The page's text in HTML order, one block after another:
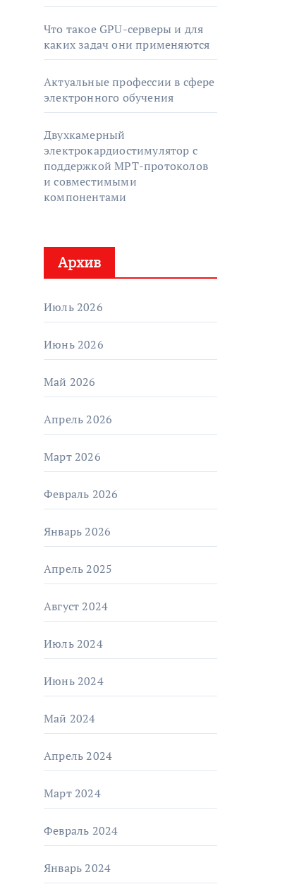
Что такое GPU-серверы и для
каких задач они применяются
Актуальные профессии в сфере
электронного обучения
Двухкамерный
электрокардиостимулятор с
поддержкой МРТ-протоколов
и совместимыми
компонентами
Архив
Июль 2026
Июнь 2026
Май 2026
Апрель 2026
Март 2026
Февраль 2026
Январь 2026
Апрель 2025
Август 2024
Июль 2024
Июнь 2024
Май 2024
Апрель 2024
Март 2024
Февраль 2024
Январь 2024